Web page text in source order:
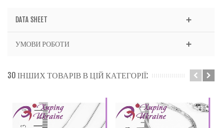
DATA SHEET
УМОВИ РОБОТИ
30 ІНШИХ ТОВАРІВ В ЦІЙ КАТЕГОРІЇ: